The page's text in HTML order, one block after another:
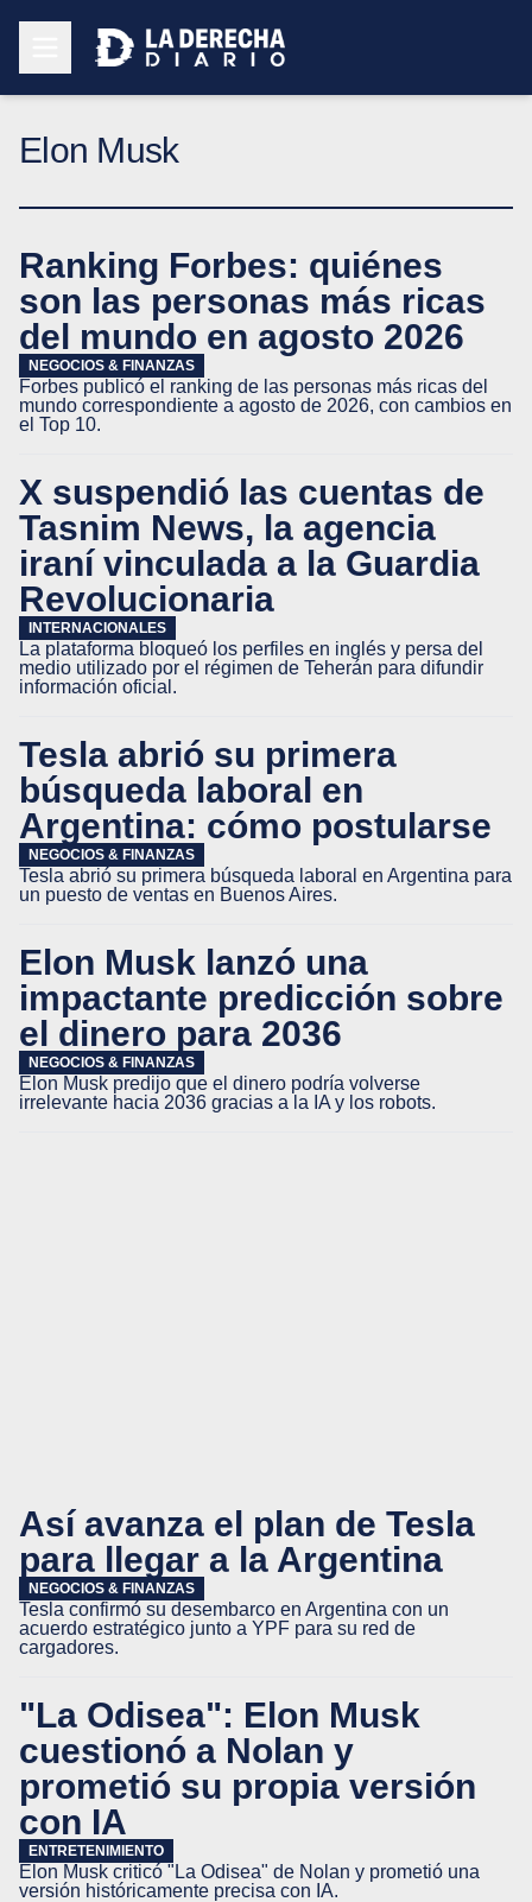
Elon Musk
Ranking Forbes: quiénes
son las personas más ricas
del mundo en agosto 2026
NEGOCIOS & FINANZAS
Forbes publicó el ranking de las personas más ricas del
mundo correspondiente a agosto de 2026, con cambios en
el Top 10.
X suspendió las cuentas de
Tasnim News, la agencia
iraní vinculada a la Guardia
Revolucionaria
INTERNACIONALES
La plataforma bloqueó los perfiles en inglés y persa del
medio utilizado por el régimen de Teherán para difundir
información oficial.
Tesla abrió su primera
búsqueda laboral en
Argentina: cómo postularse
NEGOCIOS & FINANZAS
Tesla abrió su primera búsqueda laboral en Argentina para
un puesto de ventas en Buenos Aires.
Elon Musk lanzó una
impactante predicción sobre
el dinero para 2036
NEGOCIOS & FINANZAS
Elon Musk predijo que el dinero podría volverse
irrelevante hacia 2036 gracias a la IA y los robots.
Así avanza el plan de Tesla
para llegar a la Argentina
NEGOCIOS & FINANZAS
Tesla confirmó su desembarco en Argentina con un
acuerdo estratégico junto a YPF para su red de
cargadores.
"La Odisea": Elon Musk
cuestionó a Nolan y
prometió su propia versión
con IA
ENTRETENIMIENTO
Elon Musk criticó "La Odisea" de Nolan y prometió una
versión históricamente precisa con IA.